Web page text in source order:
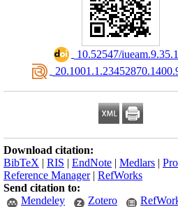
10.52547/
Download citation:
BibTeX | RIS | EndNote | Medlars |
Reference Manager| RefWorks
Send citation to:
Mendeley
Zotero